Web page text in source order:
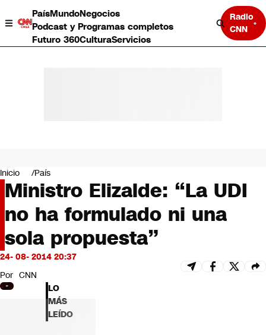
PaísMundoNegocios
Podcast y Programas completos
Futuro 360CulturaServicios
Radio
CNN
Negocios
Deportes
Programas completos
Cultura
Servicios
Bits
CNN Data
CNN tiempo
Futuro 360
Opinión
Inicio País
Ministro Elizalde: “La UDI
no ha formulado ni una
sola propuesta”
24- 08- 2014 20:37
Por CNN
LO
MÁS
LEÍDO